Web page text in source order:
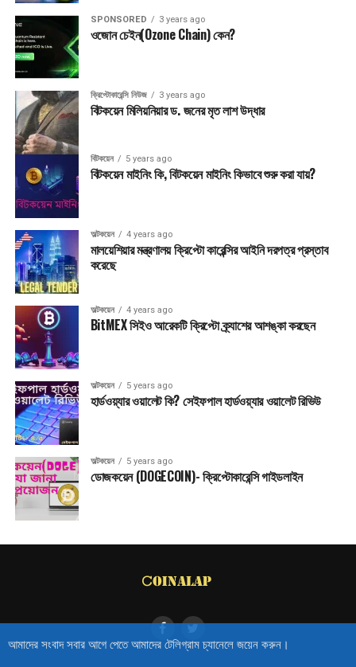
SPONSORED 3 years ago
ওজোন চেইন(Ozone Chain) কেন?
ক্রিপ্টোকারেন্সি নিউজ 3 years ago
বিটকয়েন মিলিয়নিয়ার ড. জনের মৃত লাশ উদ্ধার
বিটকয়েন 5 years ago
বিটকয়েন মাইনিং কি, বিটকয়েন মাইনিং কিভাবে শুরু করা যায়?
অল্টকয়েন 4 years ago
মালয়েশিয়ার মন্ত্রণালয় ক্রিপ্টো কারেন্সির আইনি দরপত্র প্রস্তাব
করেছে
অল্টকয়েন 4 years ago
BitMEX সিইও আরেকটি ক্রিপ্টো ক্র্যাশের আশঙ্কা করছেন
অল্টকয়েন 5 years ago
হার্ডওয়্যার ওয়ালেট কি? সেইফপাল হার্ডওয়্যার ওয়ালেট রিভিউ
অল্টকয়েন 5 years ago
ডোজকয়েন (DOGECOIN)- ক্রিপ্টোকারেন্সি গাইডলাইন
আমাদের সংবাদ সবার আগে পেতে আমাদের টেলিগ্রাম চ্যানেলে জয়েন করুন।